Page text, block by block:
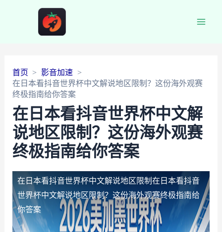
首页
影音加速
在日本看抖音世界杯中文解说地区限制？这份海外观赛
终极指南给你答案
在日本看抖音世界杯中文解
说地区限制？这份海外观赛
终极指南给你答案
在日本看抖音世界杯中文解说地区限制 在日本看抖音
世界杯中文解说地区限制？这份海外观赛终极指南给
你答案